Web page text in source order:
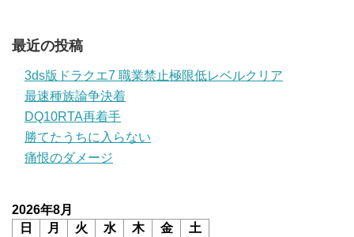
最近の投稿
3ds版ドラクエ7 職業禁止極限低レベルクリア
最速種族論争決着
DQ10RTA再着手
勝てたうちに入らない
痛恨のダメージ
2026年8月
日
月 火 水 木 金 土